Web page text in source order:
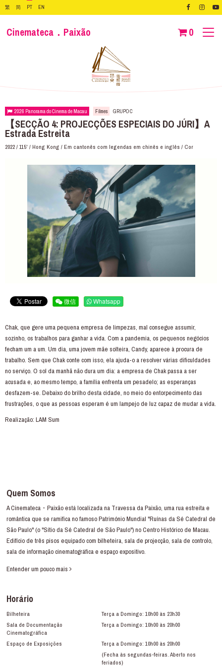
繁 简 PT EN
Cinemateca．Paixão 0
2026 Panorama do Cinema de Macau Filmes GRUPO C
【SECÇÃO 4: PROJECÇÕES ESPECIAIS DO JÚRI】A
Estrada Estreita
2022 / 115' / Hong Kong / Em cantonês com legendas em chinês e inglês / Cor
微信 Whatsapp
Chak, que gere uma pequena empresa de limpezas, mal consegue assumir,
sozinho, os trabalhos para ganhar a vida. Com a pandemia, os pequenos negócios
fecham um a um. Um dia, uma jovem mãe solteira, Candy, aparece à procura de
trabalho. Sem que Chak conte com isso, ela ajuda-o a resolver várias dificuldades
no serviço. O sol da manhã não dura um dia: a empresa de Chak passa a ser
acusada e, ao mesmo tempo, a família enfrenta um pesadelo; as esperanças
desfazem-se. Debaixo do brilho desta cidade, no meio do entorpecimento das
frustrações, o que as pessoas esperam é um lampejo de luz capaz de mudar a vida.
Realização: LAM Sum
Quem Somos
A Cinemateca・Paixão está localizada na Travessa da Paixão, uma rua estreita e
romântica que se ramifica no famoso Património Mundial "Ruínas da Sé Catedral de
São Paulo" (o "Sítio da Sé Catedral de São Paulo") no Centro Histórico de Macau.
Edifício de três pisos equipado com bilheteira, sala de projecção, sala de controlo,
sala de informação cinematográfica e espaço expositivo.
Entender um pouco mais
Horário
Bilheteira
Terça a Domingo: 10h00 às 23h30
Sala de Documentação
Cinematográfica
Terça a Domingo: 10h00 às 20h00
Espaço de Exposições
Terça a Domingo: 10h00 às 20h00
(Fecha às segundas-feiras. Aberto nos
feriados)